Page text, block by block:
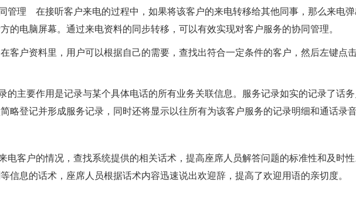
管理 在接听客户来电的过程中，如果将该客户的来电转移给其他同事，那么来电
的电脑屏幕。通过来电资料的同步转移，可以有效实现对客户服务的协同管理。
客户资料里，用户可以根据自己的需要，查找出符合一定条件的客户，然后左键点
主要作用是记录与某个具体电话的所有业务关联信息。服务记录如实的记录了话
略登记并形成服务记录，同时还将显示以往所有为该客户服务的记录明细和通话录
电客户的情况，查找系统提供的相关话术，提高座席人员解答问题的标准性和及时
信息的话术，座席人员根据话术内容迅速说出欢迎辞，提高了欢迎用语的亲切度。